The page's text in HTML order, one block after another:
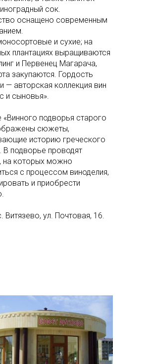
сок.
оснащено современным
и сухие; на
плантациях выращиваются
и Первенец Магарача,
закупаются. Гордость
— авторская коллекция вин
и сыновья».
подворья старого
сюжеты,
историю греческого
В подворье проводят
на которых можно
с процессом виноделия,
и приобрести
Витязево, ул. Почтовая, 16.